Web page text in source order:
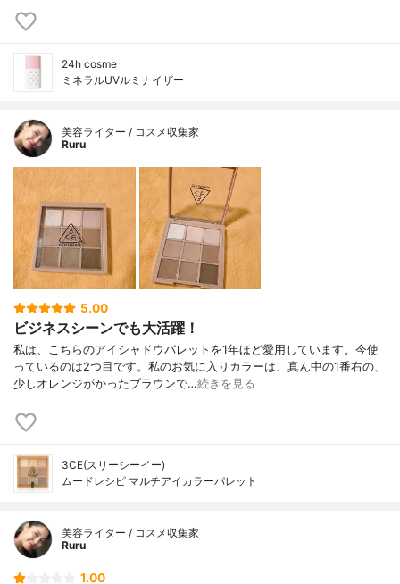
24h cosme
ミネラルUVルミナイザー
美容ライター / コスメ収集家
Ruru
5.00
ビジネスシーンでも大活躍！
私は、こちらのアイシャドウパレットを1年ほど愛用しています。今使
っているのは2つ目です。私のお気に入りカラーは、真ん中の1番右の、
少しオレンジがかったブラウンで…続きを見る
3CE(スリーシーイー)
ムードレシピ マルチアイカラーパレット
美容ライター / コスメ収集家
Ruru
1.00